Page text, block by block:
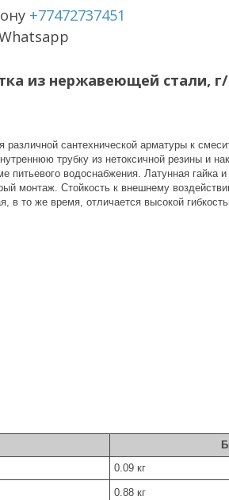
+77472737451
из нержавеющей стали,
сантехнической арматуры к
трубку из нетоксичной резины и
водоснабжения. Латунная гайка и
монтаж. Стойкость к внешнему
в то же время, отличается высокой
0.09 кг
0.88 кг